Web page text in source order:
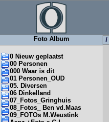
Foto Album
0 Nieuw geplaatst
00 Personen
000 Waar is dit
01 Personen_OUD
05. Diversen
06 Dinkelland
07_Fotos_Gringhuis
08_Fotos_ Ben vd.Maas
09_FOTOs M.Weustink
/